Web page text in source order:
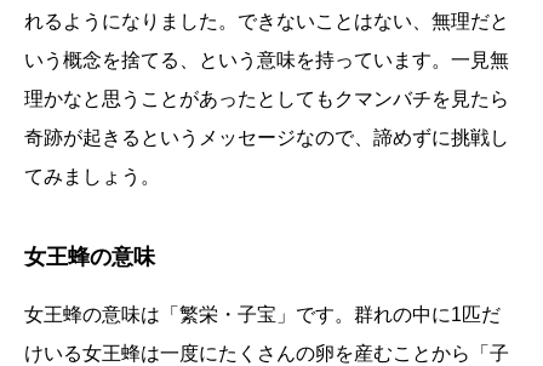
れるようになりました。できないことはない、無理だと
いう概念を捨てる、という意味を持っています。一見無
理かなと思うことがあったとしてもクマンバチを見たら
奇跡が起きるというメッセージなので、諦めずに挑戦し
てみましょう。
女王蜂の意味
女王蜂の意味は「繁栄・子宝」です。群れの中に1匹だ
けいる女王蜂は一度にたくさんの卵を産むことから「子